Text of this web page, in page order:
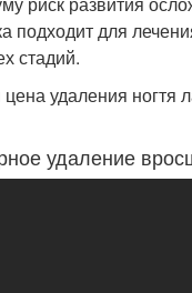
подходит для
стадий.
удаления ногтя
удаление